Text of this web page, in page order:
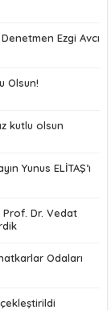
Ezgi Avcı
Olsun!
kutlu olsun
Yunus ELİTAŞ’ı
Prof. Dr. Vedat
Odaları